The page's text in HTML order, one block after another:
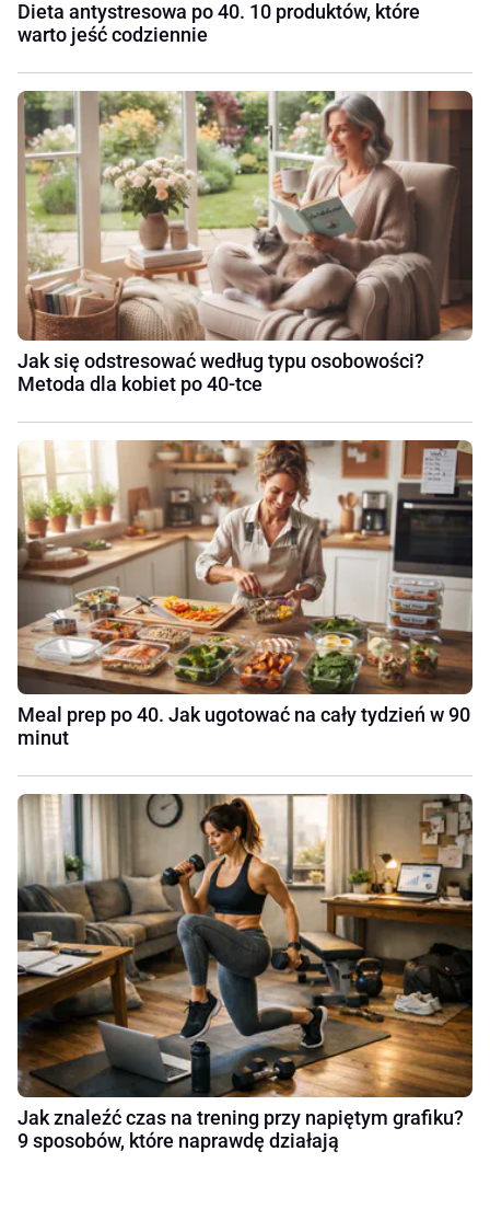
Dieta antystresowa po 40. 10 produktów, które
warto jeść codziennie
Jak się odstresować według typu osobowości?
Metoda dla kobiet po 40-tce
Meal prep po 40. Jak ugotować na cały tydzień w 90
minut
Jak znaleźć czas na trening przy napiętym grafiku?
9 sposobów, które naprawdę działają